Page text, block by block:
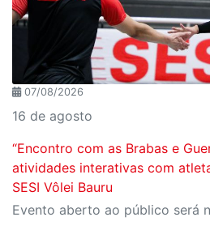
07/08/2026
16 de agosto
“Encontro com as Brabas e
atividades interativas com
SESI Vôlei Bauru